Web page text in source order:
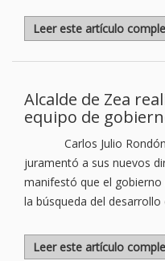
Leer este artículo
Alcalde de Zea
equipo de
Carlos Julio
juramentó a sus nuevos
manifestó que el
la búsqueda del desarrollo
Leer este artículo